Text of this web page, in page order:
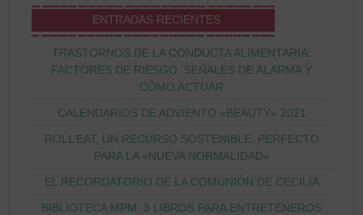
ENTRADAS RECIENTES
TRASTORNOS DE LA CONDUCTA ALIMENTARIA:
FACTORES DE RIESGO, SEÑALES DE ALARMA Y
CÓMO ACTUAR
CALENDARIOS DE ADVIENTO «BEAUTY» 2021
ROLL’EAT, UN RECURSO SOSTENIBLE, PERFECTO
PARA LA «NUEVA NORMALIDAD»
EL RECORDATORIO DE LA COMUNIÓN DE CECILIA
BIBLIOTECA MPM: 3 LIBROS PARA ENTRETENEROS